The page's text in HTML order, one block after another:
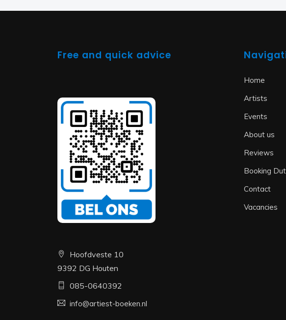
Free and quick advice
Hoofdveste 10
9392 DG Houten
085-0640392
info@artiest-boeken.nl
Home
Artists
Events
About us
Reviews
Booking
Contact
Vacancies